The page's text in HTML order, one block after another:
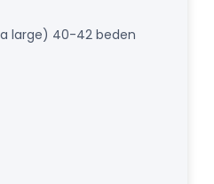
large) 40-42 beden